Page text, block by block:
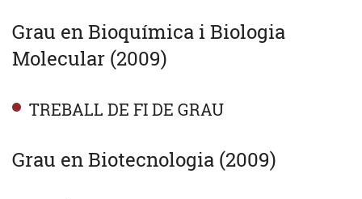
Grau en Bioquímica i Biologia
Molecular (2009)
TREBALL DE FI DE GRAU
Grau en Biotecnologia (2009)